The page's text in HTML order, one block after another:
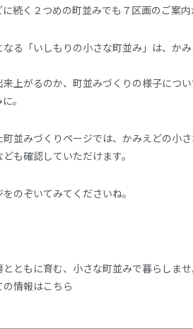
続く２つめの町並みでも７区画のご案内
なる「いしもりの小さな町並み」は、か
来上がるのか、町並みづくりの様子につ
。
町並みづくりページでは、かみえどの小
も確認していただけます。
のぞいてみてくださいね。
ともに育む、小さな町並みで暮らしませ
情報はこちら